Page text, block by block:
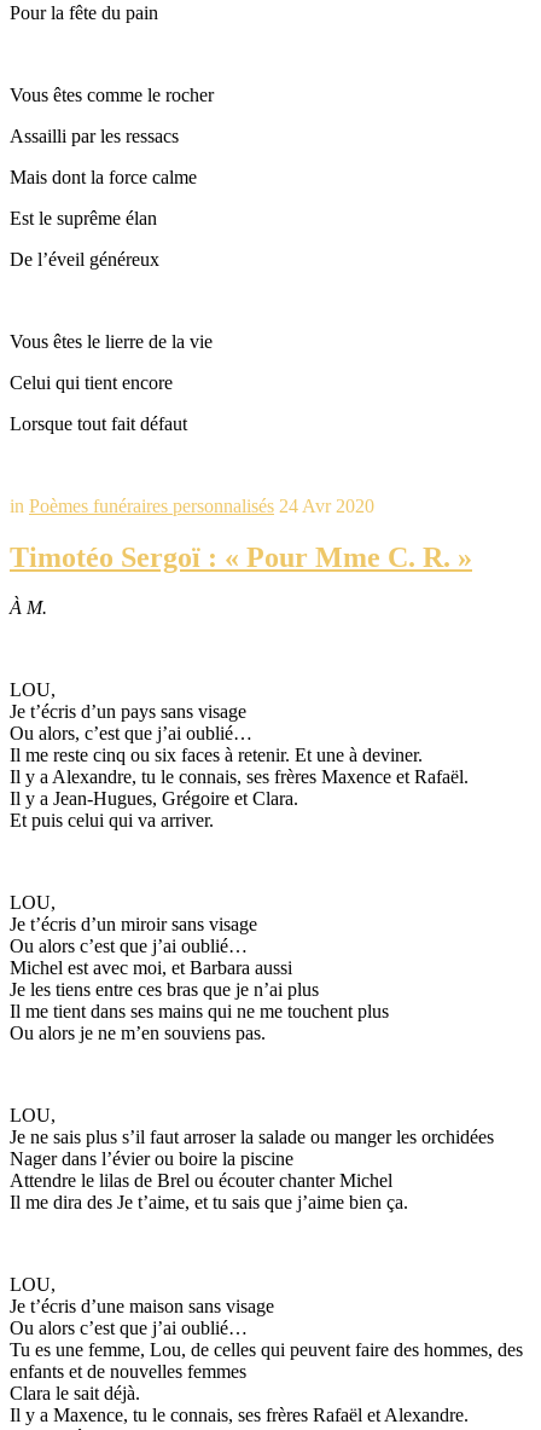
Pour la fête du pain
Vous êtes comme le rocher
Assailli par les ressacs
Mais dont la force calme
Est le suprême élan
De l’éveil généreux
Vous êtes le lierre de la vie
Celui qui tient encore
Lorsque tout fait défaut
in Poèmes funéraires personnalisés 24 Avr 2020
Timotéo Sergoï : « Pour Mme C. R. »
À M.
LOU,
Je t’écris d’un pays sans visage
Ou alors, c’est que j’ai oublié…
Il me reste cinq ou six faces à retenir. Et une à deviner.
Il y a Alexandre, tu le connais, ses frères Maxence et Rafaël.
Il y a Jean-Hugues, Grégoire et Clara.
Et puis celui qui va arriver.
LOU,
Je t’écris d’un miroir sans visage
Ou alors c’est que j’ai oublié…
Michel est avec moi, et Barbara aussi
Je les tiens entre ces bras que je n’ai plus
Il me tient dans ses mains qui ne me touchent plus
Ou alors je ne m’en souviens pas.
LOU,
Je ne sais plus s’il faut arroser la salade ou manger les orchidées
Nager dans l’évier ou boire la piscine
Attendre le lilas de Brel ou écouter chanter Michel
Il me dira des Je t’aime, et tu sais que j’aime bien ça.
LOU,
Je t’écris d’une maison sans visage
Ou alors c’est que j’ai oublié…
Tu es une femme, Lou, de celles qui peuvent faire des hommes, des
enfants et de nouvelles femmes
Clara le sait déjà.
Il y a Maxence, tu le connais, ses frères Rafaël et Alexandre.